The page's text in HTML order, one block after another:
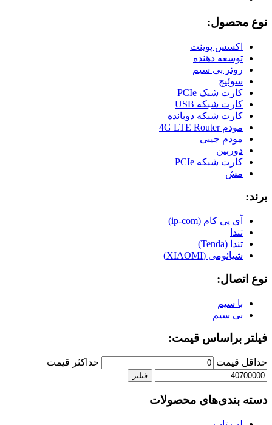
نوع محصول:
اکسس پوینت
توسعه دهنده
روتر بی سیم
سوئیچ
کارت شبک PCIe
کارت شبکه USB
کارت شبکه دوبانده
مودم 4G LTE Router
مودم جیبی
دوربین
کارت شبکه PCIe
مش
برند:
آی پی کام (ip-com)
تندا
تندا (Tenda)
شیائومی (XIAOMI)
نوع اتصال:
با سیم
بی سیم
فیلتر براساس قیمت:
حداقل قیمت حداكثر قيمت
فیلتر
دسته بندی‌های محصولات